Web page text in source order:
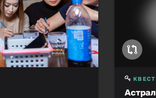
Астрал
КВЕСТ